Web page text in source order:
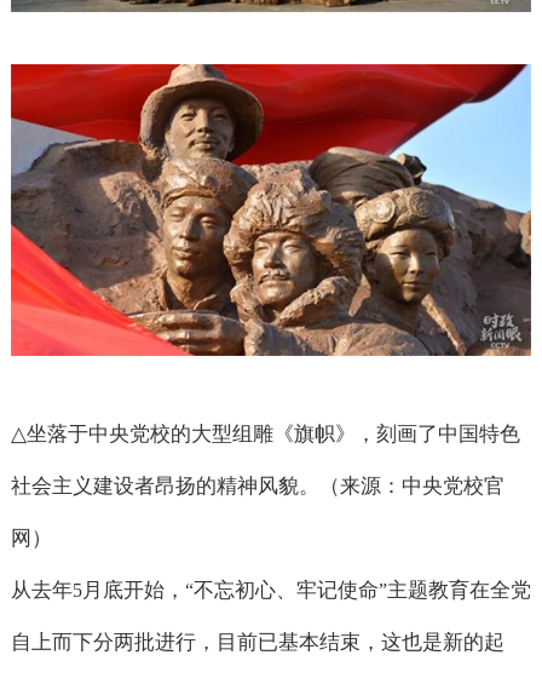
△坐落于中央党校的大型组雕《旗帜》，刻画了中国特色
社会主义建设者昂扬的精神风貌。（来源：中央党校官
网）
从去年5月底开始， “不忘初心、牢记使命”主题教育在全党
自上而下分两批进行，目前已基本结束，这也是新的起